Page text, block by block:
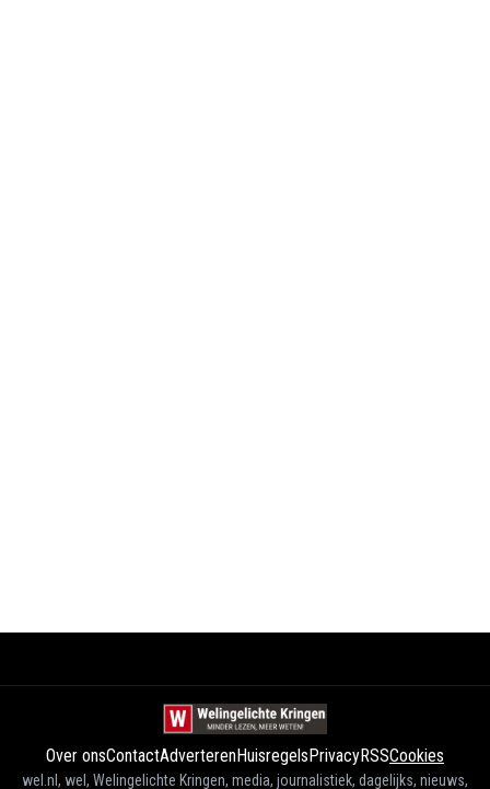
Over onsContactAdverterenHuisregelsPrivacyRSSCookies
wel.nl, wel, Welingelichte Kringen, media, journalistiek, dagelijks, nieuws,